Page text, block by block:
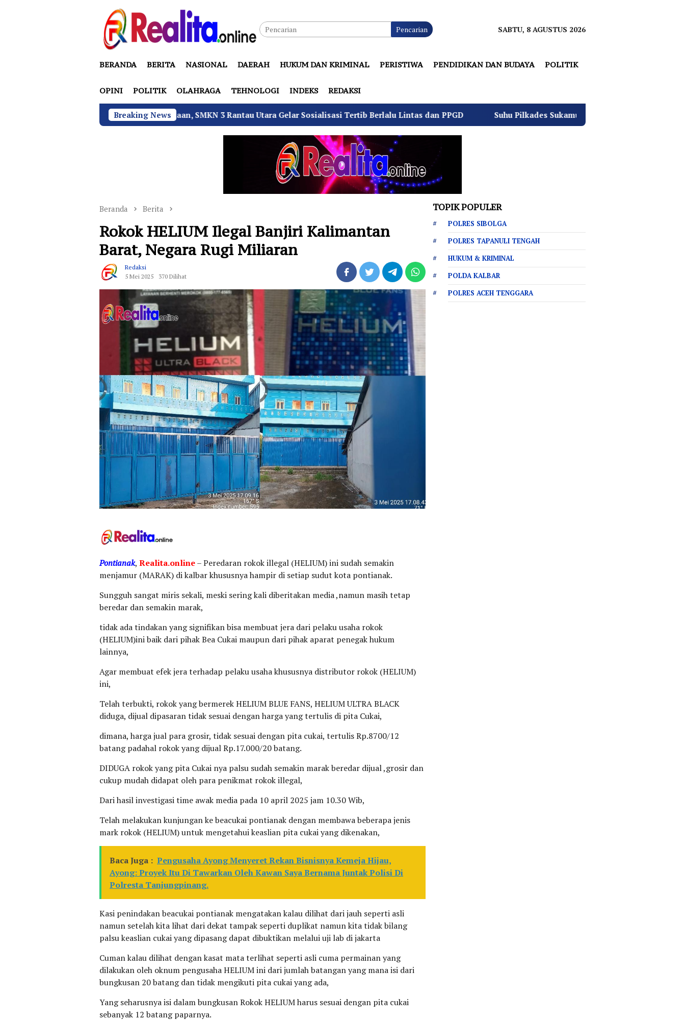
Pencarian SABTU, 8 AGUSTUS 2026
BERANDA BERITA NASIONAL DAERAH HUKUM DAN KRIMINAL PERISTIWA PENDIDIKAN DAN BUDAYA POLITIK
OPINI POLITIK OLAHRAGA TEHNOLOGI INDEKS REDAKSI
Breaking News
Tekan Fatalitas Kecelakaan, SMKN 3 Rantau Utara Gelar Sosialisasi Tertib Berlalu Lintas dan PPGD Suhu Pilkades Sukamulya Memanas, 2000 Warga Rencana Gelar
Beranda Berita
Rokok HELIUM Ilegal Banjiri Kalimantan
Barat, Negara Rugi Miliaran
Redaksi
5 Mei 2025
370 Dilihat
Pontianak, Realita.online– Peredaran rokok illegal (HELIUM) ini sudah semakin
menjamur (MARAK) di kalbar khususnya hampir di setiap sudut kota pontianak.
Sungguh sangat miris sekali, meski sering kali diberitakan media ,namun masih tetap
beredar dan semakin marak,
tidak ada tindakan yang signifikan bisa membuat jera dari pelaku usaha rokok
(HELIUM)ini baik dari pihak Bea Cukai maupun dari pihak aparat penegak hukum
lainnya,
Agar membuat efek jera terhadap pelaku usaha khususnya distributor rokok (HELIUM)
ini,
Telah terbukti, rokok yang bermerek HELIUM BLUE FANS, HELIUM ULTRA BLACK
diduga, dijual dipasaran tidak sesuai dengan harga yang tertulis di pita Cukai,
dimana, harga jual para grosir, tidak sesuai dengan pita cukai, tertulis Rp.8700/12
batang padahal rokok yang dijual Rp.17.000/20 batang.
DIDUGA rokok yang pita Cukai nya palsu sudah semakin marak beredar dijual ,grosir dan
cukup mudah didapat oleh para penikmat rokok illegal,
Dari hasil investigasi time awak media pada 10 april 2025 jam 10.30 Wib,
Telah melakukan kunjungan ke beacukai pontianak dengan membawa beberapa jenis
mark rokok (HELIUM) untuk mengetahui keaslian pita cukai yang dikenakan,
Baca Juga : Pengusaha Ayong Menyeret Rekan Bisnisnya Kemeja Hijau,
Ayong: Proyek Itu Di Tawarkan Oleh Kawan Saya Bernama Juntak Polisi Di
Polresta Tanjungpinang.
Kasi penindakan beacukai pontianak mengatakan kalau dilihat dari jauh seperti asli
namun setelah kita lihat dari dekat tampak seperti duplikat namun kita tidak bilang
palsu keaslian cukai yang dipasang dapat dibuktikan melalui uji lab di jakarta
Cuman kalau dilihat dengan kasat mata terlihat seperti asli cuma permainan yang
dilakukan oleh oknum pengusaha HELIUM ini dari jumlah batangan yang mana isi dari
bungkusan 20 batang dan tidak mengikuti pita cukai yang ada,
Yang seharusnya isi dalam bungkusan Rokok HELIUM harus sesuai dengan pita cukai
sebanyak 12 batang paparnya.
TOPIK POPULER
POLRES SIBOLGA
POLRES TAPANULI TENGAH
HUKUM & KRIMINAL
POLDA KALBAR
POLRES ACEH TENGGARA